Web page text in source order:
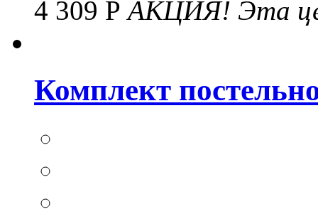
4 309 РАКЦИЯ! Эта
Комплект